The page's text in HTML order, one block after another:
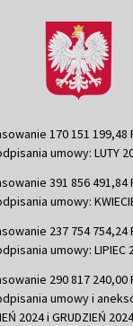
170 151 199,48
umowy: LUTY
391 856 491,84
umowy:
237 754 754,24
umowy: LIPIEC
290 817 240,00
umowy i
2024 i GRUDZIEŃ 2024